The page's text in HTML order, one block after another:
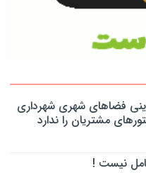
فضاهای شهری شهرداری
مشتریان را ندارد
نیست !